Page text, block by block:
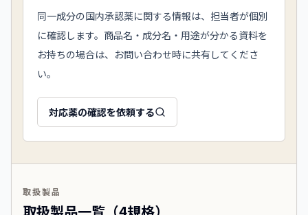
同一成分の国内承認薬に関する情報は、担当者が個別
に確認します。商品名・成分名・用途が分かる資料を
お持ちの場合は、お問い合わせ時に共有してくださ
い。
対応薬の確認を依頼する
取扱製品